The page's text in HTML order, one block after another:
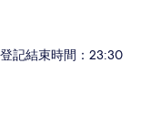
記結束時間：23:30